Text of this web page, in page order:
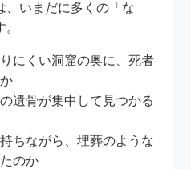
、いまだに多くの「な
にくい洞窟の奥に、死者
遺骨が集中して見つかる
ちながら、埋葬のような
のか